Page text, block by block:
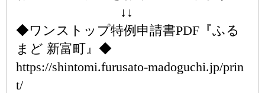
↓↓
◆ワンストップ特例申請書PDF『ふる
まど 新富町』◆
https://shintomi.furusato-madoguchi.jp/prin
t/